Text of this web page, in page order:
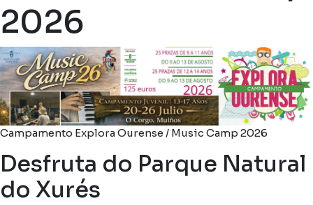
2026
Campamento Explora Ourense / Music Camp 2026
Desfruta do Parque Natural
do Xurés